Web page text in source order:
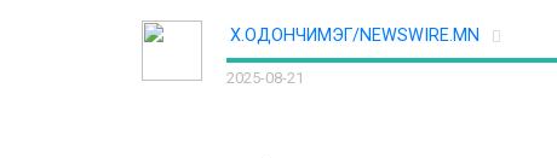
Х.ОДОНЧИМЭГ/NEWSWIRE.MN
2025-08-21